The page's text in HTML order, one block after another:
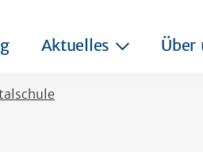
Aktuelles Über